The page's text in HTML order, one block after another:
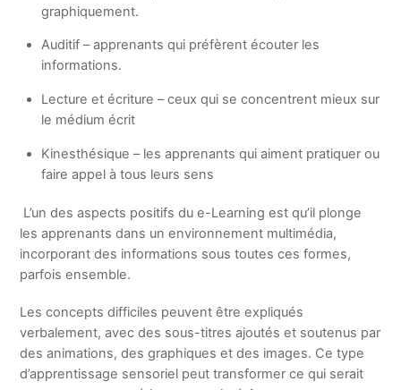
graphiquement.
Auditif – apprenants qui préfèrent écouter les
informations.
Lecture et écriture – ceux qui se concentrent mieux sur
le médium écrit
Kinesthésique – les apprenants qui aiment pratiquer ou
faire appel à tous leurs sens
L’un des aspects positifs du e-Learning est qu’il plonge
les apprenants dans un environnement multimédia,
incorporant des informations sous toutes ces formes,
parfois ensemble.
Les concepts difficiles peuvent être expliqués
verbalement, avec des sous-titres ajoutés et soutenus par
des animations, des graphiques et des images. Ce type
d’apprentissage sensoriel peut transformer ce qui serait